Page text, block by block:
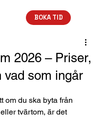
BOKA TID
2026 – Priser,
vad som ingår
om du ska byta från
tvärtom, är det